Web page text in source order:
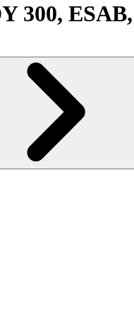
300, ESAB,